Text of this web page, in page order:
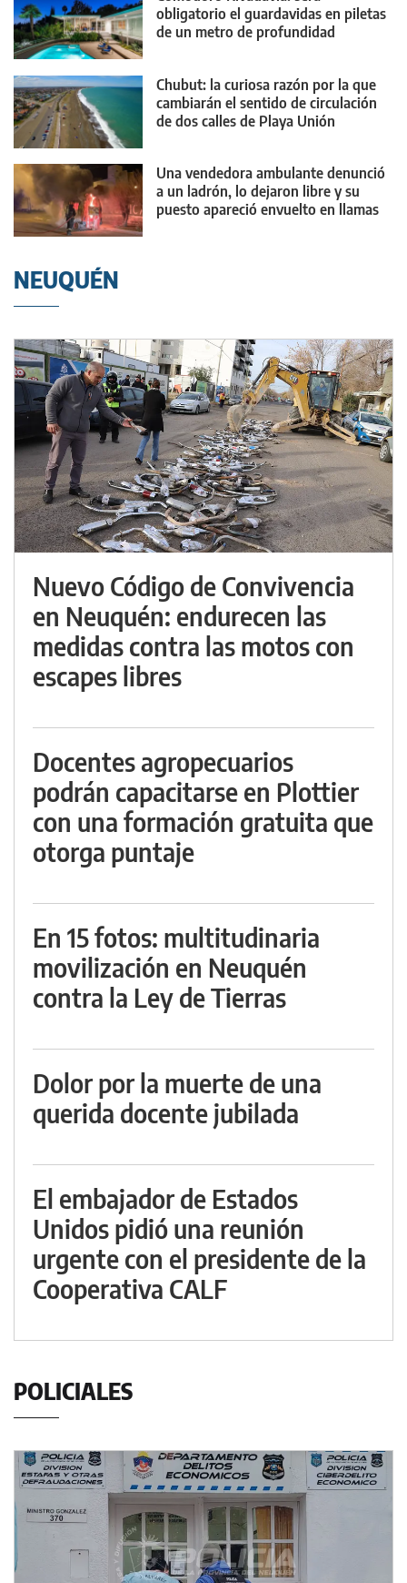
obligatorio el guardavidas en piletas
de un metro de profundidad
Chubut: la curiosa razón por la que
cambiarán el sentido de circulación
de dos calles de Playa Unión
Una vendedora ambulante denunció
a un ladrón, lo dejaron libre y su
puesto apareció envuelto en llamas
NEUQUÉN
Nuevo Código de Convivencia
en Neuquén: endurecen las
medidas contra las motos con
escapes libres
Docentes agropecuarios
podrán capacitarse en Plottier
con una formación gratuita que
otorga puntaje
En 15 fotos: multitudinaria
movilización en Neuquén
contra la Ley de Tierras
Dolor por la muerte de una
querida docente jubilada
El embajador de Estados
Unidos pidió una reunión
urgente con el presidente de la
Cooperativa CALF
POLICIALES